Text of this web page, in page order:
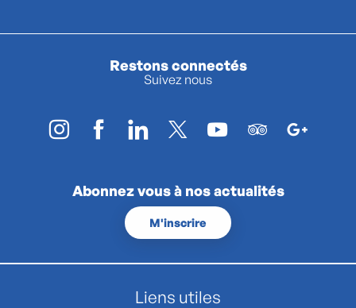
Restons connectés
Suivez nous
Abonnez vous à nos actualités
M'inscrire
Liens utiles